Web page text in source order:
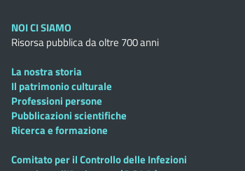
NOI CI SIAMO
Risorsa pubblica da oltre 700 anni
La nostra storia
Il patrimonio culturale
Professioni persone
Pubblicazioni scientifiche
Ricerca e formazione
Comitato per il Controllo delle Infezioni